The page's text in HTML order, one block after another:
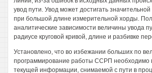
увод пути. Увод может достигать
при большой длине измерительной хорды.
аналитические зависимости величины увода
радиусе круговой кривой, длине и разбивке
Установлено, что во избежании больших по
программирование работы ССРП необходимо
текущей информации, снимаемой с пути в